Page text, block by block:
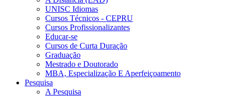
UNISC Idiomas
Cursos Técnicos - CEPRU
Cursos Profissionalizantes
Educar-se
Cursos de Curta Duração
Graduação
Mestrado e Doutorado
MBA, Especialização E Aperfeiçoamento
Pesquisa
A Pesquisa